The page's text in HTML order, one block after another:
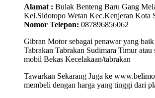
Alamat : Bulak Benteng Baru Gang
Kel.Sidotopo Wetan Kec.Kenjeran Kota
Nomor Telepon: 087896856062
Gibran Motor sebagai penawar yang
Tabrakan Tabrakan Sudimara Timur
mobil Bekas Kecelakaan/tabrakan
Tawarkan Sekarang Juga ke
membeli dengan harga yang tinggi dari